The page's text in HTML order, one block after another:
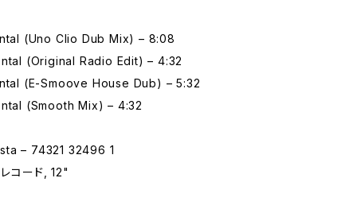
(Uno Clio Dub Mix) – 8:08
(Original Radio Edit) – 4:32
(E-Smoove House Dub) – 5:32
(Smooth Mix) – 4:32
– 74321 32496 1
コード, 12"